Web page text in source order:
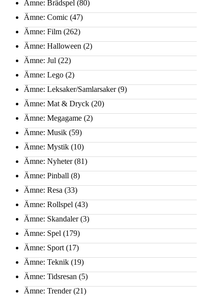
Ämne: Brädspel (80)
Ämne: Comic (47)
Ämne: Film (262)
Ämne: Halloween (2)
Ämne: Jul (22)
Ämne: Lego (2)
Ämne: Leksaker/Samlarsaker(9)
Ämne: Mat & Dryck (20)
Ämne: Megagame (2)
Ämne: Musik (59)
Ämne: Mystik (10)
Ämne: Nyheter(81)
Ämne: Pinball (8)
Ämne: Resa (33)
Ämne: Rollspel (43)
Ämne: Skandaler(3)
Ämne: Spel (179)
Ämne: Sport (17)
Ämne: Teknik (19)
Ämne: Tidsresan (5)
Ämne: Trender(21)